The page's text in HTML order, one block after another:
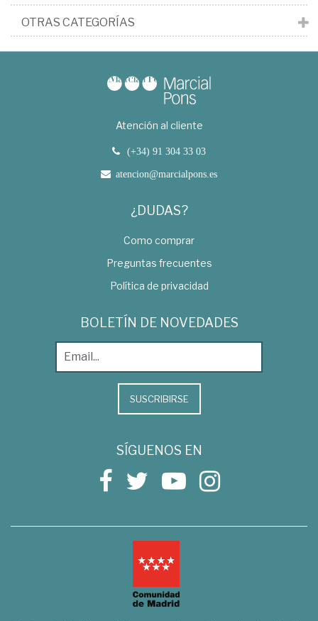
OTRAS CATEGORÍAS
Atención al cliente
(+34) 91 304 33 03
atencion@marcialpons.es
¿DUDAS?
Como comprar
Preguntas frecuentes
Política de privacidad
BOLETÍN DE NOVEDADES
SUSCRIBIRSE
SÍGUENOS EN